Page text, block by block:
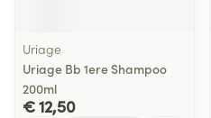
Uriage
Uriage Bb 1ere Shampoo
200ml
€ 12,50